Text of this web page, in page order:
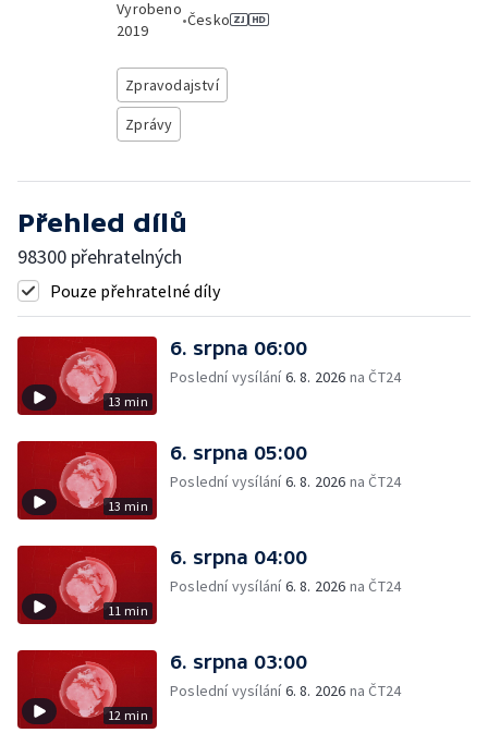
Vyrobeno
2019
•Česko
Zpravodajství
Zprávy
Přehled dílů
98300 přehratelných
Pouze přehratelné díly
13 min
6. srpna 06:00
Poslední vysílání6. 8. 2026 na ČT24
13 min
6. srpna 05:00
Poslední vysílání6. 8. 2026 na ČT24
11 min
6. srpna 04:00
Poslední vysílání6. 8. 2026 na ČT24
12 min
6. srpna 03:00
Poslední vysílání6. 8. 2026 na ČT24